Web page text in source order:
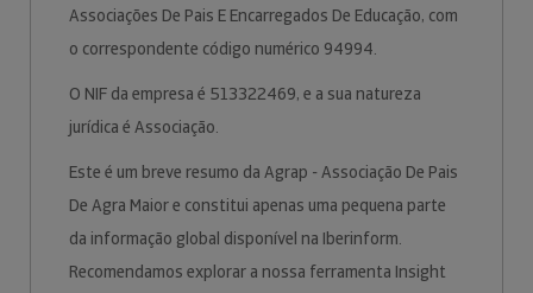
Associações De Pais E Encarregados De Educação, com
o correspondente código numérico 94994.
O NIF da empresa é 513322469, e a sua natureza
jurídica é Associação.
Este é um breve resumo da Agrap - Associação De Pais
De Agra Maior e constitui apenas uma pequena parte
da informação global disponível na Iberinform.
Recomendamos explorar a nossa ferramenta Insight